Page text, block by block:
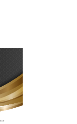
что